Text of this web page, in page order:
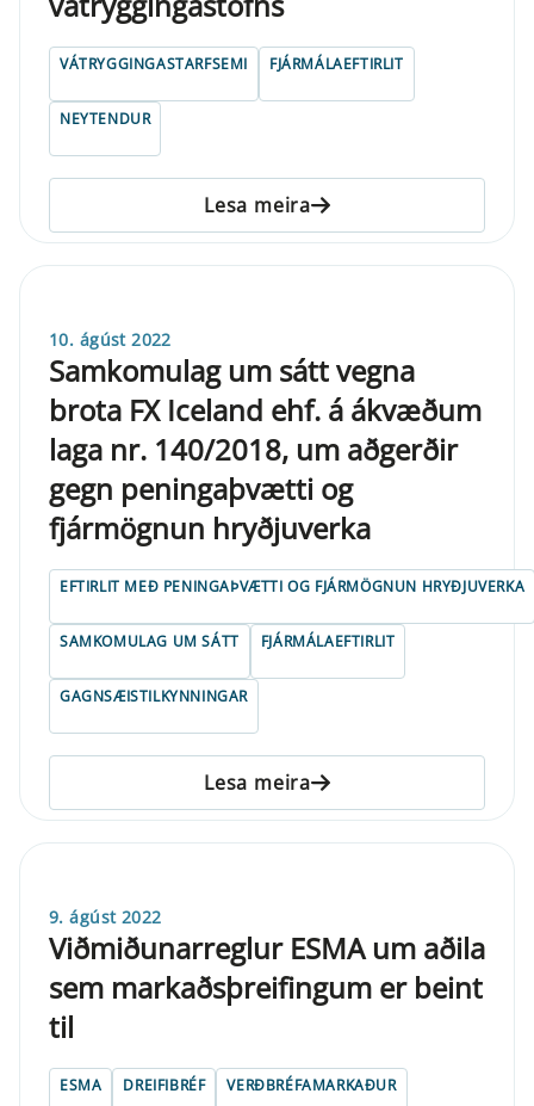
VÁTRYGGINGASTARFSEMI FJÁRMÁLAEFTIRLIT
NEYTENDUR
Lesa meira
10. ágúst 2022
Samkomulag um sátt vegna
brota FX Iceland ehf. á ákvæðum
laga nr. 140/2018, um aðgerðir
gegn peningaþvætti og
fjármögnun hryðjuverka
EFTIRLIT MEÐ PENINGAÞVÆTTI OG FJÁRMÖGNUN HRYÐJUVERKA
SAMKOMULAG UM SÁTT FJÁRMÁLAEFTIRLIT
GAGNSÆISTILKYNNINGAR
Lesa meira
9. ágúst 2022
Viðmiðunarreglur ESMA um aðila
sem markaðsþreifingum er beint
til
ESMA DREIFIBRÉF VERÐBRÉFAMARKAÐUR